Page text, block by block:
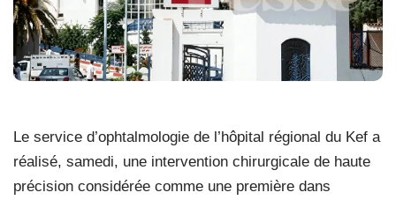
Le service d’ophtalmologie de l’hôpital régional du Kef a
réalisé, samedi, une intervention chirurgicale de haute
précision considérée comme une première dans